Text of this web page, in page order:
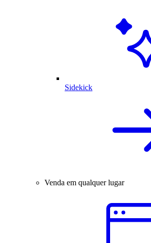
Sidekick
Venda em qualquer lugar